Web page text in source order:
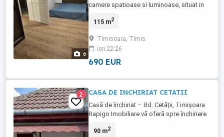
6
camere spatioase si luminoase, situat in
catre scoli, statii de autobuz , Lidl,
Compartimentare eficienta: -Hol de acces
generos -Bucatarie mobilata -Living
luminos si spatios - ...
115 m2
Timisoara, Timis
ieri 22:26
690 EUR
2 CASA DE INCHIRIAT CETATII
Casă de închiriat – Bd. Cetății, Timișoara
Rapigo Imobiliare vă oferă spre închiriere
de aproximativ 90 mp, situată într-o zonă
90 m2